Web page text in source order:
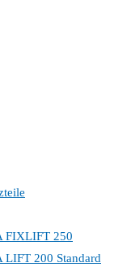
FIXLIFT 250
LIFT 200 Standard